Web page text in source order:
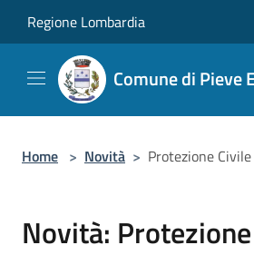
Regione Lombardia
Comune di Pieve
Home > Novità > Protezione Civile
Novità: